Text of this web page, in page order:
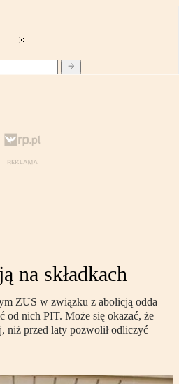
na składkach
ZUS w związku z abolicją odda
od nich PIT. Może się okazać, że
niż przed laty pozwolił odliczyć